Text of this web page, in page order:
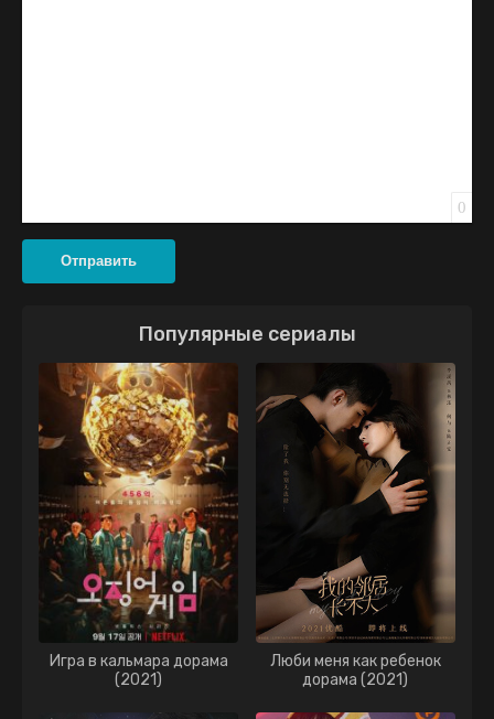
0
Отправить
Популярные сериалы
Игра в кальмара дорама
(2021)
Люби меня как ребенок
дорама (2021)